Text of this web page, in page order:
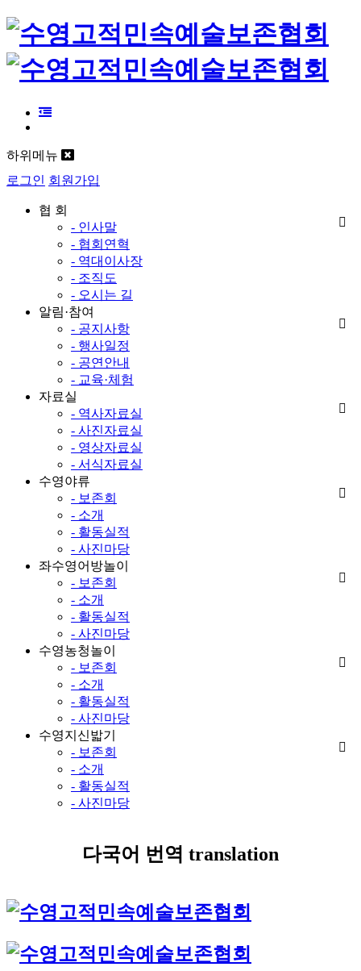
하위메뉴
로그인 회원가입
협 회
- 인사말
- 협회연혁
- 역대이사장
- 조직도
- 오시는 길
알림·참여
- 공지사항
- 행사일정
- 공연안내
- 교육·체험
자료실
- 역사자료실
- 사진자료실
- 영상자료실
- 서식자료실
수영야류
- 보존회
- 소개
- 활동실적
- 사진마당
좌수영어방놀이
- 보존회
- 소개
- 활동실적
- 사진마당
수영농청놀이
- 보존회
- 소개
- 활동실적
- 사진마당
수영지신밟기
- 보존회
- 소개
- 활동실적
- 사진마당
다국어 번역 translation